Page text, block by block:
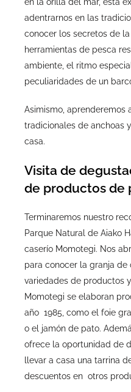
adentrarnos en las
conocer los secretos de
herramientas de pesca
ambiente, el ritmo
peculiaridades de un
Asimismo, aprenderemos
tradicionales de anchoas
casa.
Visita de
de productos de
Terminaremos nuestro
Parque Natural de Aiako
caserío Momotegi. Nos
para conocer la granja
variedades de productos
Momotegi se elaboran
año 1985, como el foie
o el jamón de pato.
ofrece la oportunidad de
llevar a casa una tarrina
descuentos en otros